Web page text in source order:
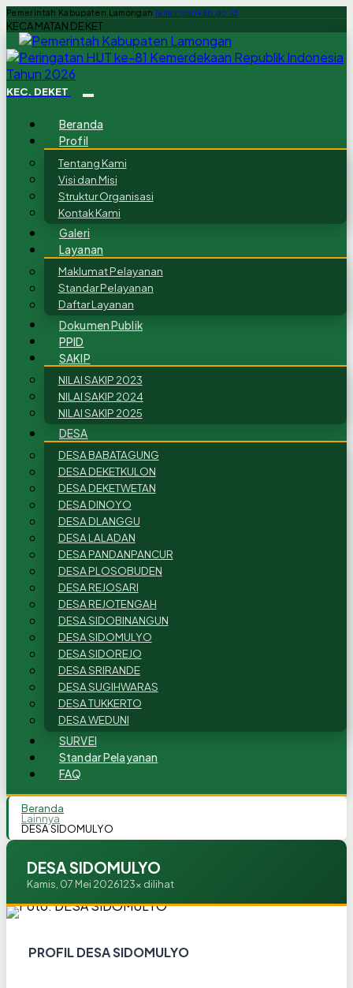
Pemerintah Kabupaten Lamongan lamongankab.go.id
KECAMATAN DEKET
KEC. DEKET
Beranda
Profil
Tentang Kami
Visi dan Misi
Struktur Organisasi
Kontak Kami
Galeri
Layanan
Maklumat Pelayanan
Standar Pelayanan
Daftar Layanan
Dokumen Publik
PPID
SAKIP
NILAI SAKIP 2023
NILAI SAKIP 2024
NILAI SAKIP 2025
DESA
DESA BABATAGUNG
DESA DEKETKULON
DESA DEKETWETAN
DESA DINOYO
DESA DLANGGU
DESA LALADAN
DESA PANDANPANCUR
DESA PLOSOBUDEN
DESA REJOSARI
DESA REJOTENGAH
DESA SIDOBINANGUN
DESA SIDOMULYO
DESA SIDOREJO
DESA SRIRANDE
DESA SUGIHWARAS
DESA TUKKERTO
DESA WEDUNI
SURVEI
Standar Pelayanan
FAQ
Beranda
Lainnya
DESA SIDOMULYO
DESA SIDOMULYO
Kamis, 07 Mei 2026123x dilihat
PROFIL DESA SIDOMULYO